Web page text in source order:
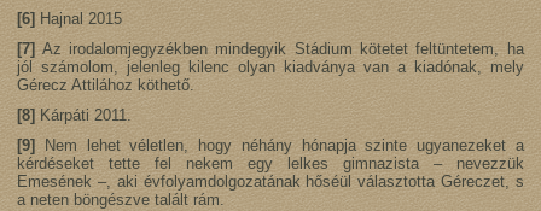
[6] Hajnal 2015
[7] Az irodalomjegyzékben mindegyik Stádium kötetet feltüntetem, ha
jól számolom, jelenleg kilenc olyan kiadványa van a kiadónak, mely
Gérecz Attilához köthető.
[8] Kárpáti 2011.
[9] Nem lehet véletlen, hogy néhány hónapja szinte ugyanezeket a
kérdéseket tette fel nekem egy lelkes gimnazista – nevezzük
Emesének –, aki évfolyamdolgozatának hőséül választotta Géreczet, s
a neten böngészve talált rám.